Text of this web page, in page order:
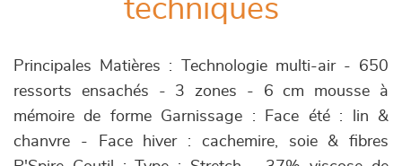
techniques
Principales Matières : Technologie multi-air - 650
ressorts ensachés - 3 zones - 6 cm mousse à
mémoire de forme Garnissage : Face été : lin &
chanvre - Face hiver : cachemire, soie & fibres